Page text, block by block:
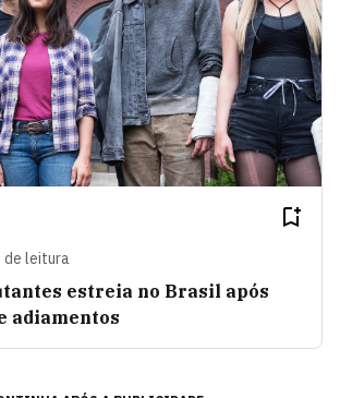
de leitura
estreia no Brasil após
adiamentos